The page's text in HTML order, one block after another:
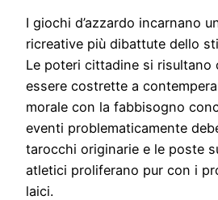
I giochi d’azzardo incarnano
ricreative più dibattute dello
Le poteri cittadine si risultano
essere costrette a
morale con la fabbisogno
eventi problematicamente
tarocchi originarie e le poste
atletici proliferano pur con i
laici.